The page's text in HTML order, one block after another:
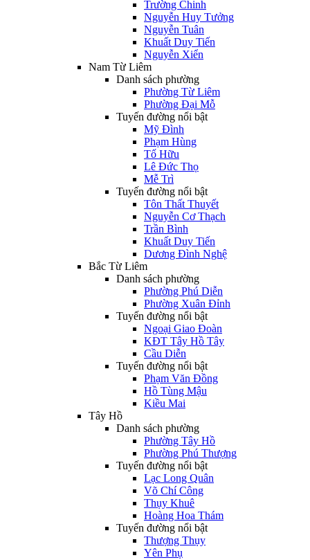
Trường Chinh
Nguyễn Huy Tưởng
Nguyễn Tuân
Khuất Duy Tiến
Nguyễn Xiển
Nam Từ Liêm
Danh sách phường
Phường Từ Liêm
Phường Đại Mỗ
Tuyến đường nổi bật
Mỹ Đình
Phạm Hùng
Tố Hữu
Lê Đức Thọ
Mễ Trì
Tuyến đường nổi bật
Tôn Thất Thuyết
Nguyễn Cơ Thạch
Trần Bình
Khuất Duy Tiến
Dương Đình Nghệ
Bắc Từ Liêm
Danh sách phường
Phường Phú Diễn
Phường Xuân Đỉnh
Tuyến đường nổi bật
Ngoại Giao Đoàn
KĐT Tây Hồ Tây
Cầu Diễn
Tuyến đường nổi bật
Phạm Văn Đồng
Hồ Tùng Mậu
Kiều Mai
Tây Hồ
Danh sách phường
Phường Tây Hồ
Phường Phú Thượng
Tuyến đường nổi bật
Lạc Long Quân
Võ Chí Công
Thụy Khuê
Hoàng Hoa Thám
Tuyến đường nổi bật
Thượng Thụy
Yên Phụ